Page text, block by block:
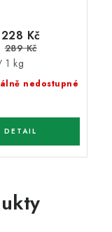
nedostupné
228 Kč
289 Kč
1 kg